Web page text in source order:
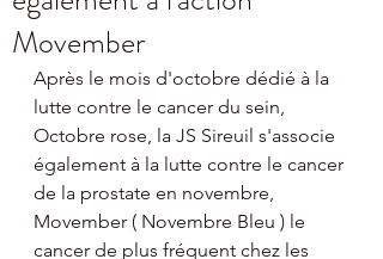
Movember
Après le mois d'octobre dédié à la
lutte contre le cancer du sein,
Octobre rose, la JS Sireuil s'associe
également à la lutte contre le cancer
de la prostate en novembre,
Movember ( Novembre Bleu ) le
cancer de plus fréquent chez les